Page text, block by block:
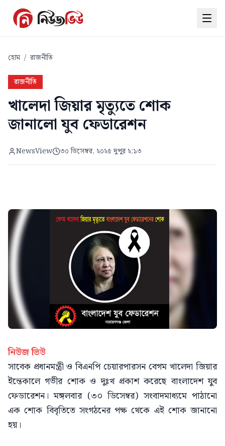
হোম / রাজনীতি
রাজনীতি
খালেদা জিয়ার মৃত্যুতে শোক
জানালো যুব ফেডারেশন
NewsView ৩০ ডিসেম্বর, ২০২৫ দুপুর ২:১৩
নিউজ ভিউ
সাবেক প্রধানমন্ত্রী ও বিএনপি চেয়ারপারসন বেগম খালেদা জিয়ার
ইন্তেকালে গভীর শোক ও দুঃখ প্রকাশ করেছে বাংলাদেশ যুব
ফেডারেশন। মঙ্গলবার (৩০ ডিসেম্বর) সংবাদমাধ্যমে পাঠানো
এক শোক বিবৃতিতে সংগঠনের পক্ষ থেকে এই শোক জানানো
হয়।